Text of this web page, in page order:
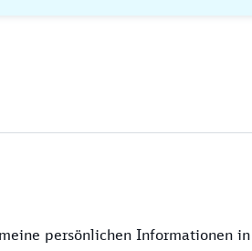
persönlichen Informationen